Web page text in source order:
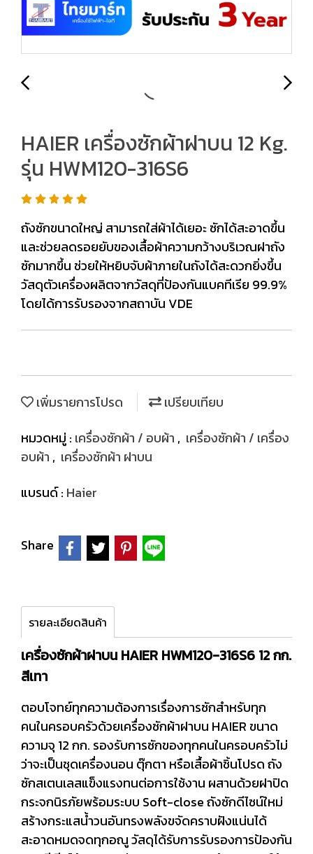
HAIER เครื่องซักผ้าฝาบน 12 Kg.
รุ่น HWM120-316S6
ถังซักขนาดใหญ่ สามารถใส่ผ้าได้เยอะ ซักได้สะอาดขึ้น
และช่วยลดรอยยับของเสื้อผ้าความกว้างบริเวณฝาถัง
ซักมากขึ้น ช่วยให้หยิบจับผ้าภายในถังได้สะดวกยิ่งขึ้น
วัสดุตัวเครื่องผลิตจากวัสดุที่ป้องกันแบคทีเรีย 99.9%
โดยได้การรับรองจากสถาบัน VDE
เพิ่มรายการโปรด
เปรียบเทียบ
หมวดหมู่ : เครื่องซักผ้า / อบผ้า , เครื่องซักผ้า / เครื่อง
อบผ้า , เครื่องซักผ้า ฝาบน
แบรนด์ : Haier
Share
รายละเอียดสินค้า
เครื่องซักผ้าฝาบน HAIER HWM120-316S6 12 กก.
สีเทา
ตอบโจทย์ทุกความต้องการเรื่องการซักสำหรับทุก
คนในครอบครัวด้วยเครื่องซักผ้าฝาบน HAIER ขนาด
ความจุ 12 กก. รองรับการซักของทุกคนในครอบครัวไม่
ว่าจะเป็นชุดเครื่องนอน ตุ๊กตา หรือเสื้อผ้าชิ้นโปรด ถัง
ซักสเตนเลสแข็งแรงทนต่อการใช้งาน ผสานด้วยฝาปิด
กระจกนิรภัยพร้อมระบบ Soft-close ถังซักดีไซน์ใหม่
สร้างกระแสน้ำวนอันทรงพลังขจัดคราบฝังแน่นได้
สะอาดหมดจดทุกอณู วัสดุได้รับการรับรองการป้องกัน